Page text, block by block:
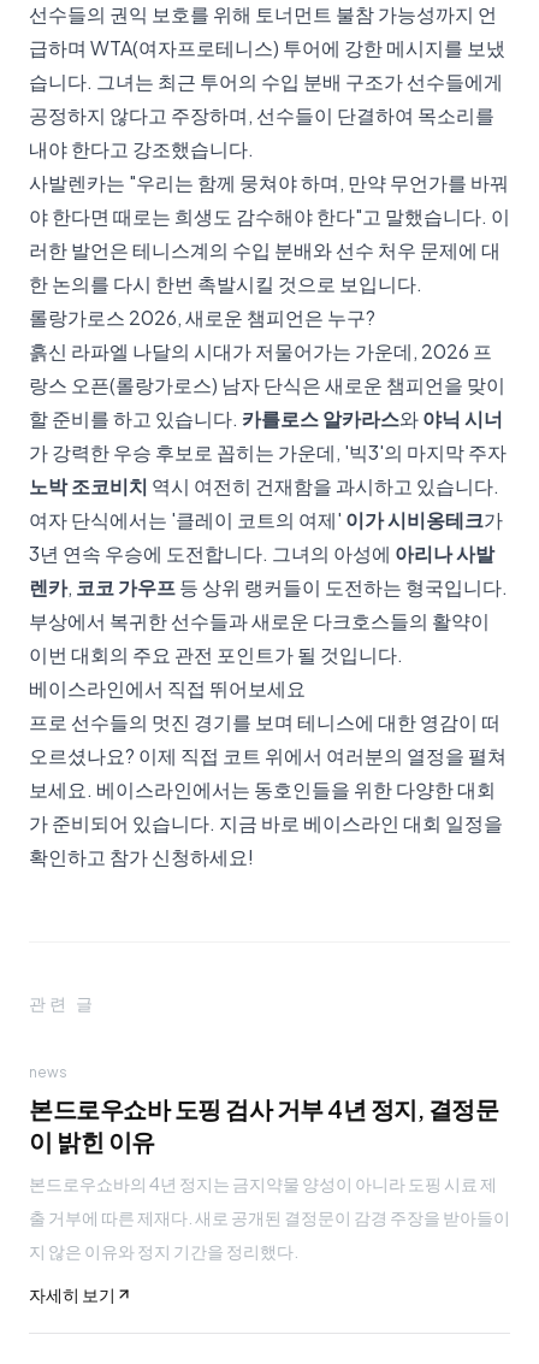
선수들의 권익 보호를 위해 토너먼트 불참 가능성까지 언
급하며 WTA(여자프로테니스) 투어에 강한 메시지를 보냈
습니다. 그녀는 최근 투어의 수입 분배 구조가 선수들에게
공정하지 않다고 주장하며, 선수들이 단결하여 목소리를
내야 한다고 강조했습니다.
사발렌카는 "우리는 함께 뭉쳐야 하며, 만약 무언가를 바꿔
야 한다면 때로는 희생도 감수해야 한다"고 말했습니다. 이
러한 발언은 테니스계의 수입 분배와 선수 처우 문제에 대
한 논의를 다시 한번 촉발시킬 것으로 보입니다.
롤랑가로스 2026, 새로운 챔피언은 누구?
흙신 라파엘 나달의 시대가 저물어가는 가운데, 2026 프
랑스 오픈(롤랑가로스) 남자 단식은 새로운 챔피언을 맞이
할 준비를 하고 있습니다. 카를로스 알카라스와야닉 시너
가 강력한 우승 후보로 꼽히는 가운데, '빅3'의 마지막 주자
노박 조코비치 역시 여전히 건재함을 과시하고 있습니다.
여자 단식에서는 '클레이 코트의 여제' 이가 시비옹테크가
3년 연속 우승에 도전합니다. 그녀의 아성에 아리나 사발
렌카, 코코 가우프등 상위 랭커들이 도전하는 형국입니다.
부상에서 복귀한 선수들과 새로운 다크호스들의 활약이
이번 대회의 주요 관전 포인트가 될 것입니다.
베이스라인에서 직접 뛰어보세요
프로 선수들의 멋진 경기를 보며 테니스에 대한 영감이 떠
오르셨나요? 이제 직접 코트 위에서 여러분의 열정을 펼쳐
보세요. 베이스라인에서는 동호인들을 위한 다양한 대회
가 준비되어 있습니다. 지금 바로 베이스라인 대회 일정을
확인하고 참가 신청하세요!
관련 글
news
본드로우쇼바 도핑 검사 거부 4년 정지, 결정문
이 밝힌 이유
본드로우쇼바의 4년 정지는 금지약물 양성이 아니라 도핑 시료 제
출 거부에 따른 제재다. 새로 공개된 결정문이 감경 주장을 받아들이
지 않은 이유와 정지 기간을 정리했다.
자세히 보기